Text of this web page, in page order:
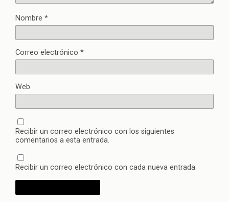
Nombre *
Correo electrónico *
Web
Recibir un correo electrónico con los siguientes
comentarios a esta entrada.
Recibir un correo electrónico con cada nueva entrada.